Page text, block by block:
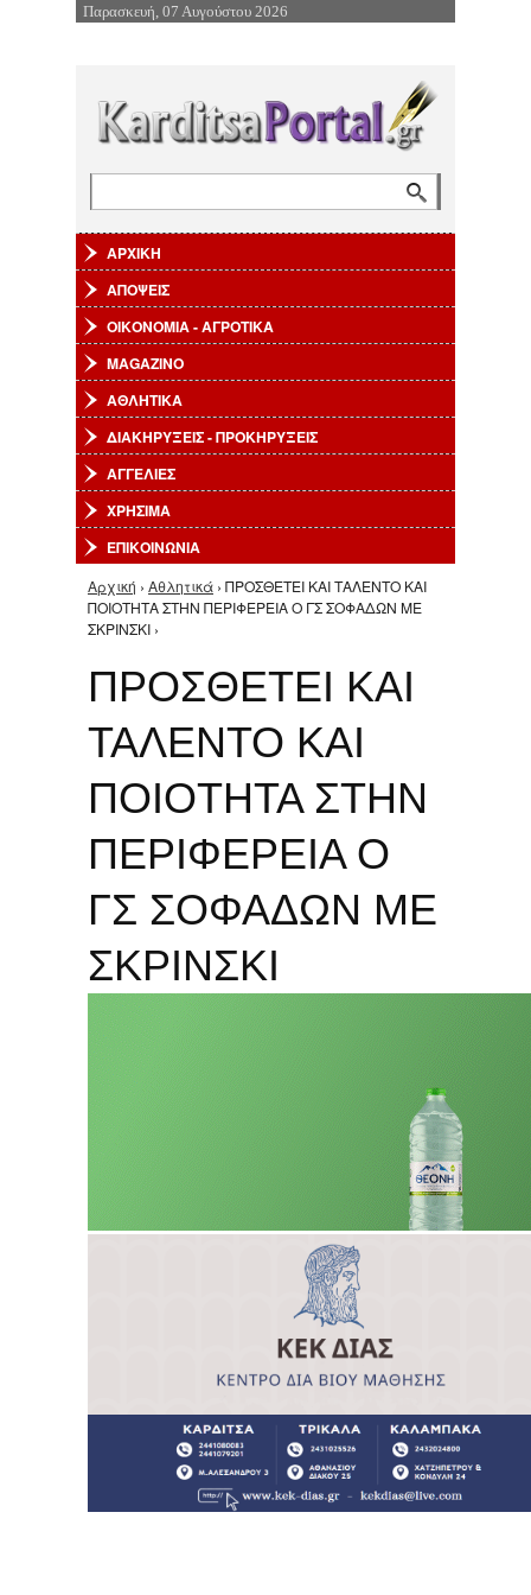
Επιστροφή στην Πλοήγηση
Παρασκευή, 07 Αυγούστου 2026
ΑΡΧΙΚΗ
ΑΠΟΨΕΙΣ
ΟΙΚΟΝΟΜΙΑ - ΑΓΡΟΤΙΚΑ
MAGAZINO
ΑΘΛΗΤΙΚΑ
ΔΙΑΚΗΡΥΞΕΙΣ - ΠΡΟΚΗΡΥΞΕΙΣ
ΑΓΓΕΛΙΕΣ
ΧΡΗΣΙΜΑ
ΕΠΙΚΟΙΝΩΝΙΑ
Είστε εδώ
Αρχική › Αθλητικά › ΠΡΟΣΘΕΤΕΙ ΚΑΙ ΤΑΛΕΝΤΟ ΚΑΙ
ΠΟΙΟΤΗΤΑ ΣΤΗΝ ΠΕΡΙΦΕΡΕΙΑ Ο ΓΣ ΣΟΦΑΔΩΝ ΜΕ
ΣΚΡΙΝΣΚΙ ›
ΠΡΟΣΘΕΤΕΙ ΚΑΙ
ΤΑΛΕΝΤΟ ΚΑΙ
ΠΟΙΟΤΗΤΑ ΣΤΗΝ
ΠΕΡΙΦΕΡΕΙΑ Ο
ΓΣ ΣΟΦΑΔΩΝ ΜΕ
ΣΚΡΙΝΣΚΙ